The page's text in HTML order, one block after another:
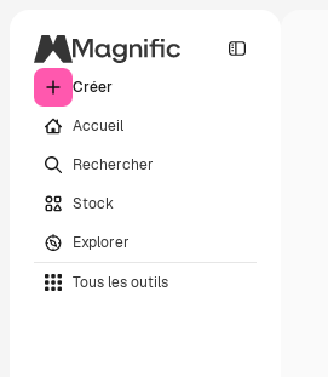
Créer
Accueil
Rechercher
Stock
Explorer
Tous les outils